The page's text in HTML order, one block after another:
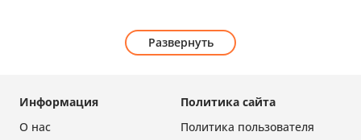
Развернуть
Политика сайта
Политика пользователя
Информация
О нас